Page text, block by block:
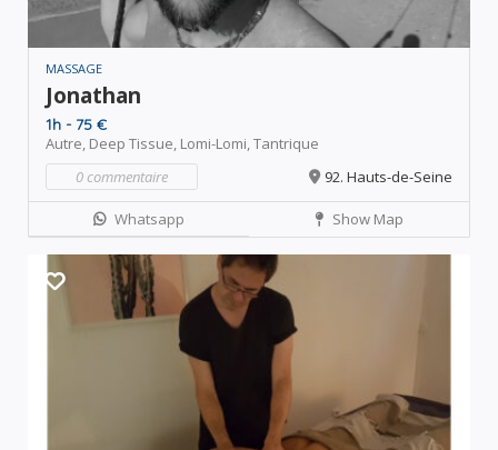
MASSAGE
Jonathan
1h - 75 €
Autre, Deep Tissue, Lomi-Lomi, Tantrique
0 commentaire
92. Hauts-de-Seine
Whatsapp Show Map